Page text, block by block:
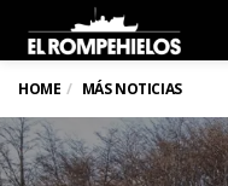
HOME MÁS NOTICIAS